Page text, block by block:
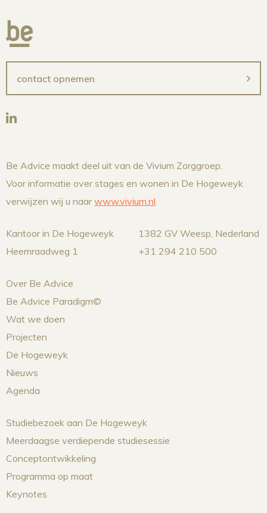
contact opnemen
Be Advice maakt deel uit van de Vivium Zorggroep.
Voor informatie over stages en wonen in De Hogeweyk
verwijzen wij u naarwww.vivium.nl.
Kantoor in De Hogeweyk
Heemraadweg 1
1382 GV Weesp, Nederland
+31 294 210 500
Over Be Advice
Be Advice Paradigm©
Wat we doen
Projecten
De Hogeweyk
Nieuws
Agenda
Studiebezoek aan De Hogeweyk
Meerdaagse verdiepende studiesessie
Conceptontwikkeling
Programma op maat
Keynotes